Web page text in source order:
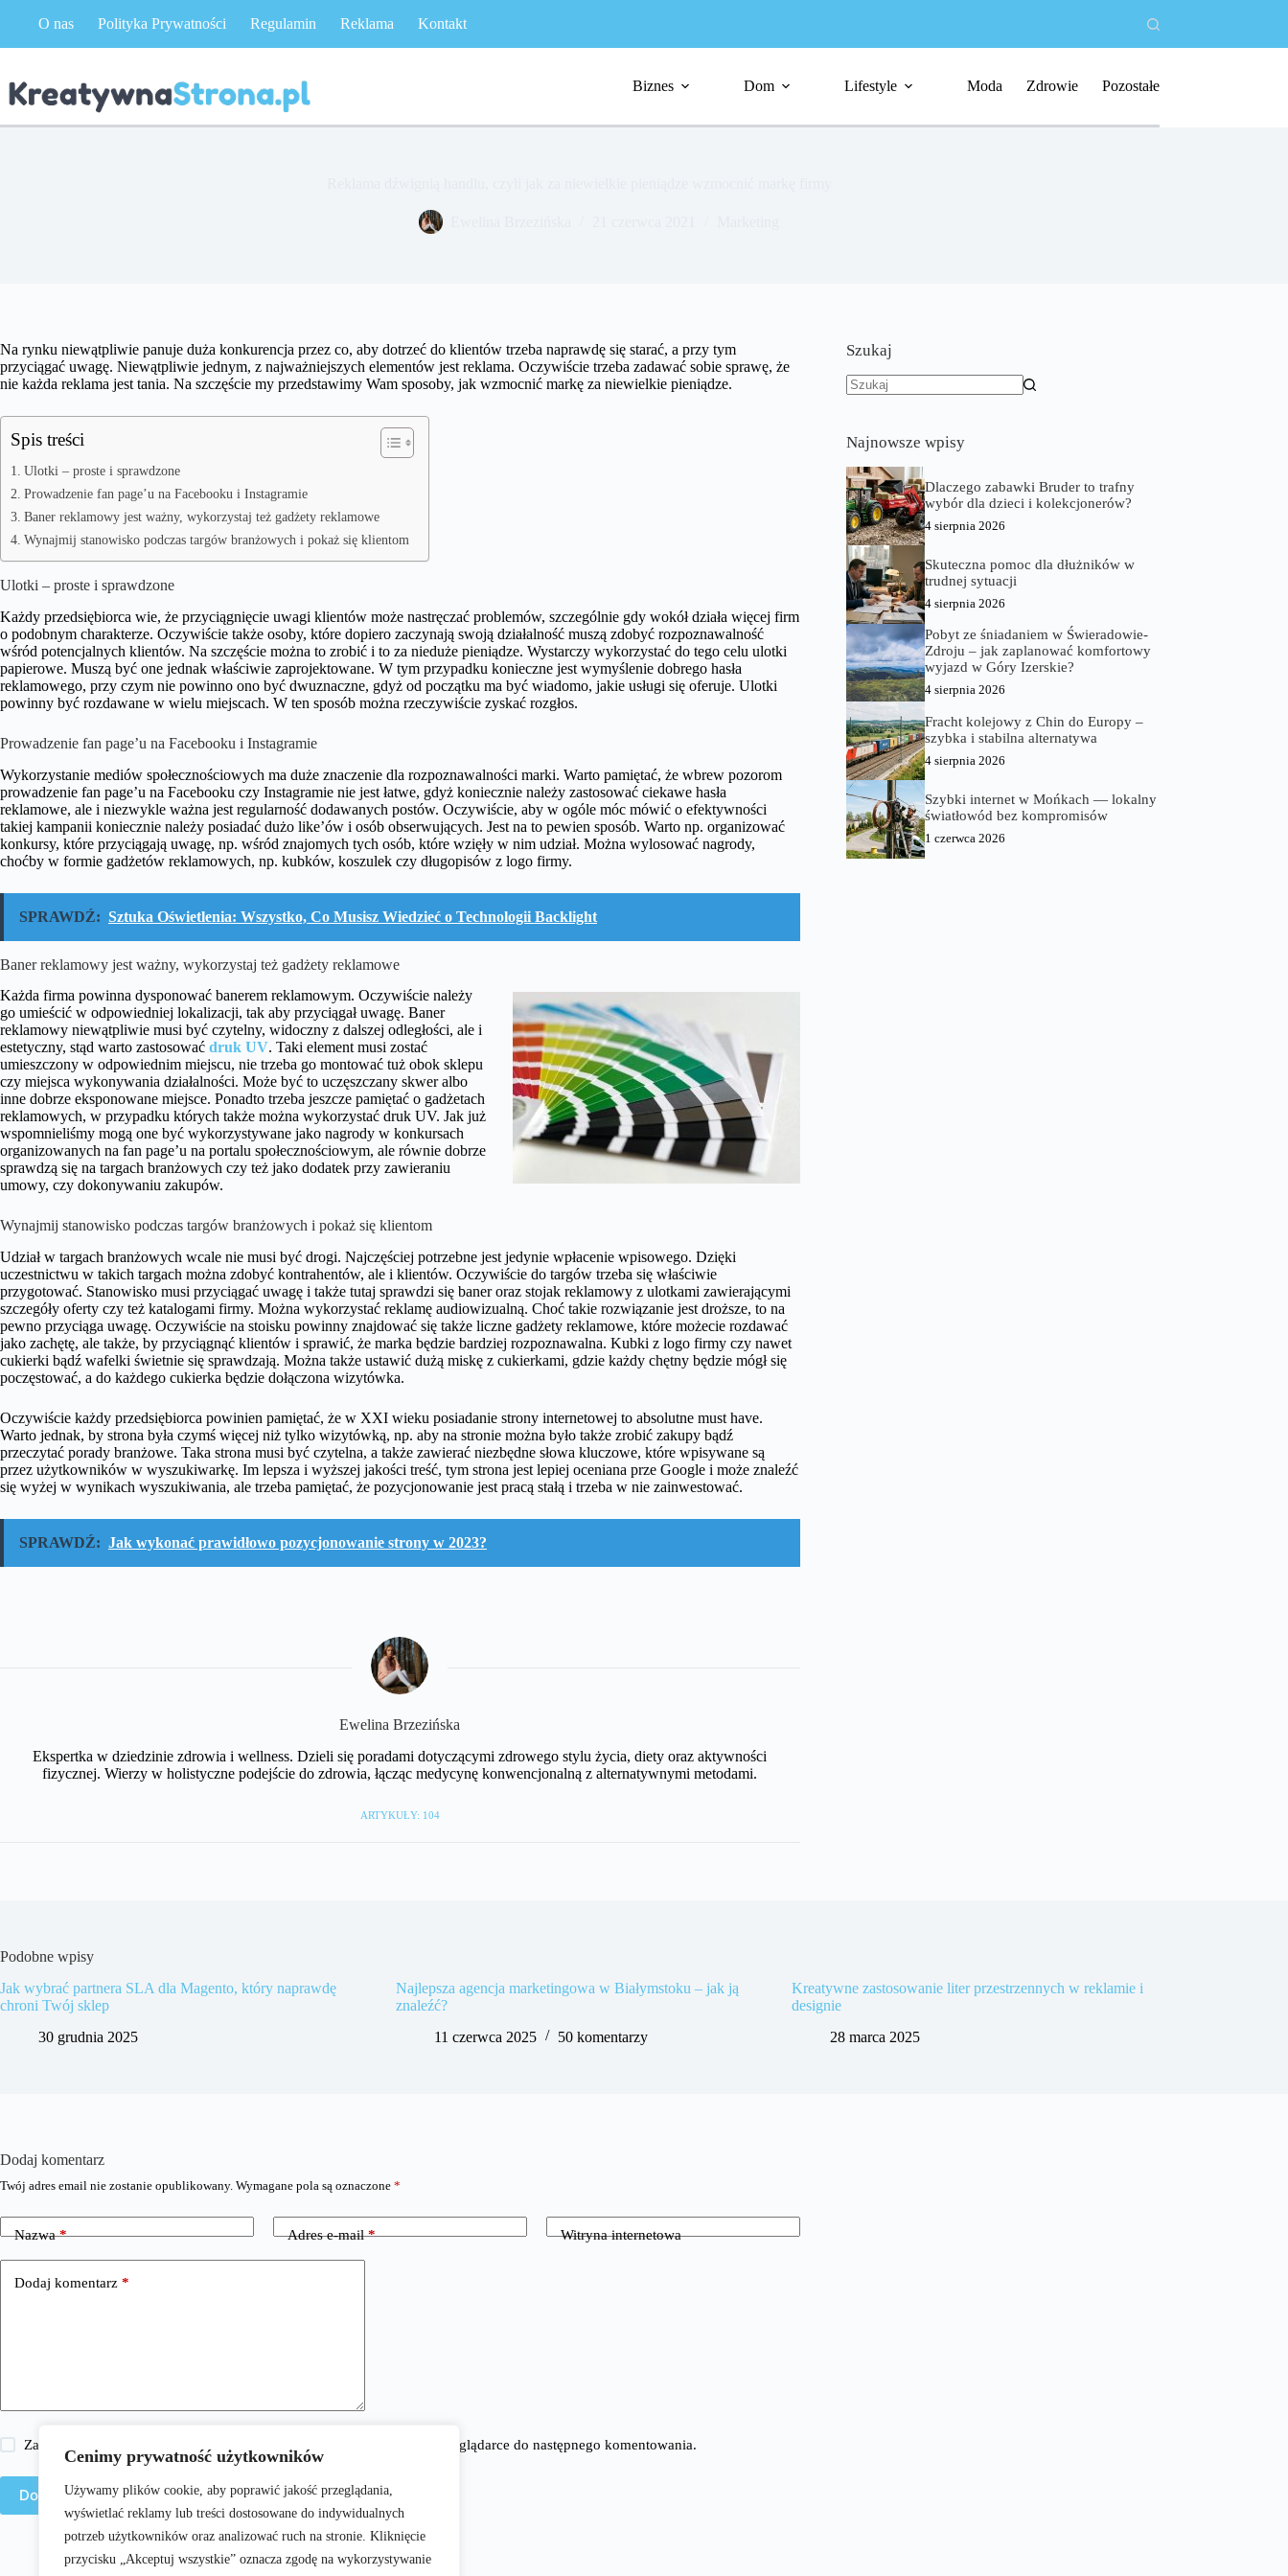
Cenimy prywatność użytkowników
Używamy plików cookie, aby poprawić jakość przeglądania,
wyświetlać reklamy lub treści dostosowane do indywidualnych
potrzeb użytkowników oraz analizować ruch na stronie. Kliknięcie
przycisku „Akceptuj wszystkie” oznacza zgodę na wykorzystywanie
O nas Polityka Prywatności Regulamin Reklama Kontakt
Biznes Dom Lifestyle Moda Zdrowie Pozostałe
Na rynku niewątpliwie panuje duża konkurencja przez co, aby dotrzeć do klientów trzeba naprawdę się starać, a przy tym
przyciągać uwagę. Niewątpliwie jednym, z najważniejszych elementów jest reklama. Oczywiście trzeba zadawać sobie sprawę, że
nie każda reklama jest tania. Na szczęście my przedstawimy Wam sposoby, jak wzmocnić markę za niewielkie pieniądze.
Spis treści
Ulotki – proste i sprawdzone
Prowadzenie fan page’u na Facebooku i Instagramie
Baner reklamowy jest ważny, wykorzystaj też gadżety reklamowe
Wynajmij stanowisko podczas targów branżowych i pokaż się klientom
Ulotki – proste i sprawdzone
Każdy przedsiębiorca wie, że przyciągnięcie uwagi klientów może nastręczać problemów, szczególnie gdy wokół działa więcej firm
o podobnym charakterze. Oczywiście także osoby, które dopiero zaczynają swoją działalność muszą zdobyć rozpoznawalność
wśród potencjalnych klientów. Na szczęście można to zrobić i to za nieduże pieniądze. Wystarczy wykorzystać do tego celu ulotki
papierowe. Muszą być one jednak właściwie zaprojektowane. W tym przypadku konieczne jest wymyślenie dobrego hasła
reklamowego, przy czym nie powinno ono być dwuznaczne, gdyż od początku ma być wiadomo, jakie usługi się oferuje. Ulotki
powinny być rozdawane w wielu miejscach. W ten sposób można rzeczywiście zyskać rozgłos.
Prowadzenie fan page’u na Facebooku i Instagramie
Wykorzystanie mediów społecznościowych ma duże znaczenie dla rozpoznawalności marki. Warto pamiętać, że wbrew pozorom
prowadzenie fan page’u na Facebooku czy Instagramie nie jest łatwe, gdyż koniecznie należy zastosować ciekawe hasła
reklamowe, ale i niezwykle ważna jest regularność dodawanych postów. Oczywiście, aby w ogóle móc mówić o efektywności
takiej kampanii koniecznie należy posiadać dużo like’ów i osób obserwujących. Jest na to pewien sposób. Warto np. organizować
konkursy, które przyciągają uwagę, np. wśród znajomych tych osób, które wzięły w nim udział. Można wylosować nagrody,
choćby w formie gadżetów reklamowych, np. kubków, koszulek czy długopisów z logo firmy.
SPRAWDŹ: Sztuka Oświetlenia: Wszystko, Co Musisz Wiedzieć o Technologii Backlight
Baner reklamowy jest ważny, wykorzystaj też gadżety reklamowe
Każda firma powinna dysponować banerem reklamowym. Oczywiście należy
go umieścić w odpowiedniej lokalizacji, tak aby przyciągał uwagę. Baner
reklamowy niewątpliwie musi być czytelny, widoczny z dalszej odległości, ale i
estetyczny, stąd warto zastosować druk UV. Taki element musi zostać
umieszczony w odpowiednim miejscu, nie trzeba go montować tuż obok sklepu
czy miejsca wykonywania działalności. Może być to uczęszczany skwer albo
inne dobrze eksponowane miejsce. Ponadto trzeba jeszcze pamiętać o gadżetach
reklamowych, w przypadku których także można wykorzystać druk UV. Jak już
wspomnieliśmy mogą one być wykorzystywane jako nagrody w konkursach
organizowanych na fan page’u na portalu społecznościowym, ale równie dobrze
sprawdzą się na targach branżowych czy też jako dodatek przy zawieraniu
umowy, czy dokonywaniu zakupów.
Wynajmij stanowisko podczas targów branżowych i pokaż się klientom
Udział w targach branżowych wcale nie musi być drogi. Najczęściej potrzebne jest jedynie wpłacenie wpisowego. Dzięki
uczestnictwu w takich targach można zdobyć kontrahentów, ale i klientów. Oczywiście do targów trzeba się właściwie
przygotować. Stanowisko musi przyciągać uwagę i także tutaj sprawdzi się baner oraz stojak reklamowy z ulotkami zawierającymi
szczegóły oferty czy też katalogami firmy. Można wykorzystać reklamę audiowizualną. Choć takie rozwiązanie jest droższe, to na
pewno przyciąga uwagę. Oczywiście na stoisku powinny znajdować się także liczne gadżety reklamowe, które możecie rozdawać
jako zachętę, ale także, by przyciągnąć klientów i sprawić, że marka będzie bardziej rozpoznawalna. Kubki z logo firmy czy nawet
cukierki bądź wafelki świetnie się sprawdzają. Można także ustawić dużą miskę z cukierkami, gdzie każdy chętny będzie mógł się
poczęstować, a do każdego cukierka będzie dołączona wizytówka.
Oczywiście każdy przedsiębiorca powinien pamiętać, że w XXI wieku posiadanie strony internetowej to absolutne must have.
Warto jednak, by strona była czymś więcej niż tylko wizytówką, np. aby na stronie można było także zrobić zakupy bądź
przeczytać porady branżowe. Taka strona musi być czytelna, a także zawierać niezbędne słowa kluczowe, które wpisywane są
przez użytkowników w wyszukiwarkę. Im lepsza i wyższej jakości treść, tym strona jest lepiej oceniana prze Google i może znaleźć
się wyżej w wynikach wyszukiwania, ale trzeba pamiętać, że pozycjonowanie jest pracą stałą i trzeba w nie zainwestować.
SPRAWDŹ: Jak wykonać prawidłowo pozycjonowanie strony w 2023?
Ewelina Brzezińska
Ekspertka w dziedzinie zdrowia i wellness. Dzieli się poradami dotyczącymi zdrowego stylu życia, diety oraz aktywności
fizycznej. Wierzy w holistyczne podejście do zdrowia, łącząc medycynę konwencjonalną z alternatywnymi metodami.
ARTYKUŁY: 104
Szukaj
Najnowsze wpisy
Dlaczego zabawki Bruder to trafny
wybór dla dzieci i kolekcjonerów?
4 sierpnia 2026
Skuteczna pomoc dla dłużników w
trudnej sytuacji
4 sierpnia 2026
Pobyt ze śniadaniem w Świeradowie-
Zdroju – jak zaplanować komfortowy
wyjazd w Góry Izerskie?
4 sierpnia 2026
Fracht kolejowy z Chin do Europy –
szybka i stabilna alternatywa
4 sierpnia 2026
Szybki internet w Mońkach — lokalny
światłowód bez kompromisów
1 czerwca 2026
Podobne wpisy
Jak wybrać partnera SLA dla Magento, który naprawdę
chroni Twój sklep
30 grudnia 2025
Najlepsza agencja marketingowa w Białymstoku – jak ją
znaleźć?
11 czerwca 2025
50 komentarzy
Kreatywne zastosowanie liter przestrzennych w reklamie i
designie
28 marca 2025
Dodaj komentarz
Twój adres email nie zostanie opublikowany. Wymagane pola są oznaczone *
Nazwa* Adres e-mail* Witryna internetowa
Dodaj komentarz *
Zapisz moje imię i nazwisko, adres e-mail i stronę internetową w tej przeglądarce do następnego komentowania.
Dodaj komentarz